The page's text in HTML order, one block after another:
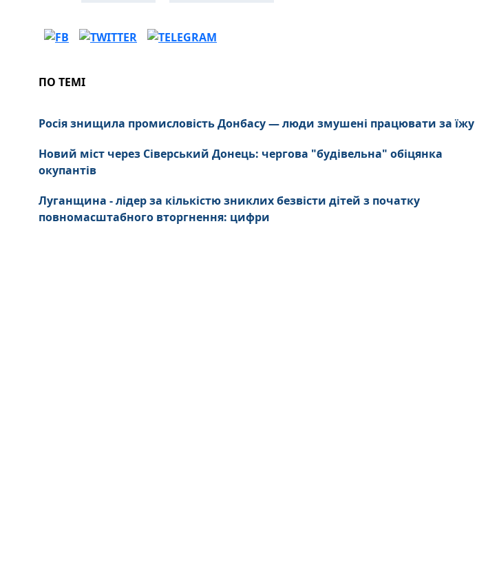
ПО ТЕМІ
Росія знищила промисловість Донбасу — люди змушені працювати за їжу
Новий міст через Сіверський Донець: чергова "будівельна" обіцянка
окупантів
Луганщина - лідер за кількістю зниклих безвісти дітей з початку
повномасштабного вторгнення: цифри